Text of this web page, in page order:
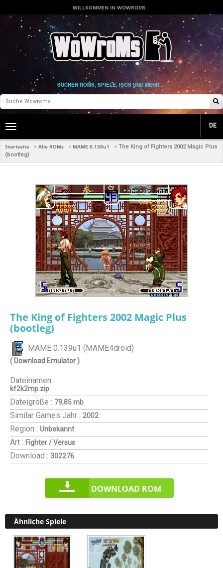
WILLKOMMEN IN WOWROMS
SUCHEN ROMS, SPIELE, ISOS UND MEHR...
Toggle
navigation
DE
Startseite > Alle ROMs > MAME 0.139u1 > The King of Fighters 2002 Magic Plus
(bootleg)
The King of Fighters 2002 Magic Plus
(bootleg)
MAME 0.139u1 (MAME4droid)
( Download Emulator )
Dateinamen
kf2k2mp.zip
Dateigröße : 79,85 mb
Similar Games Jahr : 2002
Region : Unbekannt
Art : Fighter / Versus
Download : 302276
DOWNLOAD ROM
Ähnliche Spiele